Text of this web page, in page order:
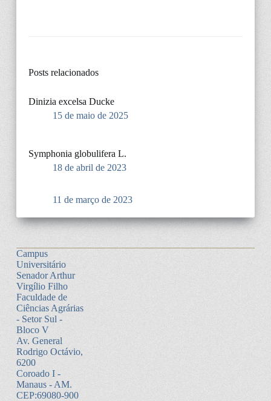
Posts relacionados
Dinizia excelsa Ducke
15 de maio de 2025
Symphonia globulifera L.
18 de abril de 2023
11 de março de 2023
Campus
Universitário
Senador Arthur
Virgílio Filho
Faculdade de
Ciências Agrárias
- Setor Sul -
Bloco V
Av. General
Rodrigo Octávio,
6200
Coroado I -
Manaus - AM.
CEP:69080-900